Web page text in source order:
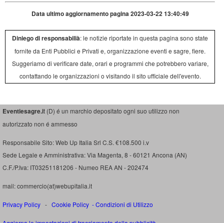
Data ultimo aggiornamento pagina 2023-03-22 13:40:49
Diniego di responsabilià: le notizie riportate in questa pagina sono state
fornite da Enti Pubblici e Privati e, organizzazione eventi e sagre, fiere.
Suggeriamo di verificare date, orari e programmi che potrebbero variare,
contattando le organizzazioni o visitando il sito ufficiale dell'evento.
Eventiesagre.it (D) é un marchio depositato ogni suo utilizzo non
autorizzato non é ammesso
Responsabile Sito: Web Up Italia Srl C.S. €108.500 i.v
Sede Legale e Amministrativa: Via Magenta, 8 - 60121 Ancona (AN)
C.F./P.Iva: IT03251181206 - Numeo REA AN - 202474
mail: commercio(at)webupitalia.it
Privacy Policy - Cookie Policy -Condizioni di Utilizzo